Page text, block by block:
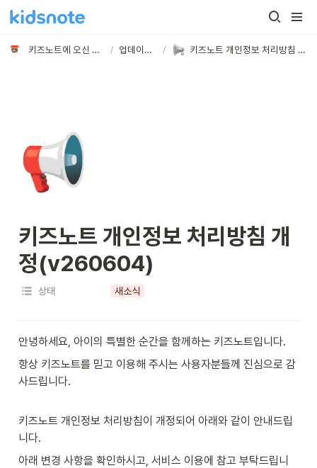
키즈노트에 오신 것을 환영합니다 / 업데이트 노트 / 키즈노트 개인정보 처리방침 개정(v260604)
📢
키즈노트 개인정보 처리방침 개
정(v260604)
상태 새소식
안녕하세요, 아이의 특별한 순간을 함께하는 키즈노트입니다.
항상 키즈노트를 믿고 이용해 주시는 사용자분들께 진심으로 감
사드립니다.
키즈노트 개인정보 처리방침이 개정되어 아래와 같이 안내드립
니다.
아래 변경 사항을 확인하시고, 서비스 이용에 참고 부탁드립니